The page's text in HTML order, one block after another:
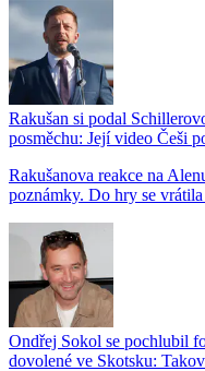
Rakušan si podal
posměchu: Její video Češi
Rakušanova reakce na
poznámky. Do hry se vrátila
Ondřej Sokol se pochlubil
dovolené ve Skotsku: